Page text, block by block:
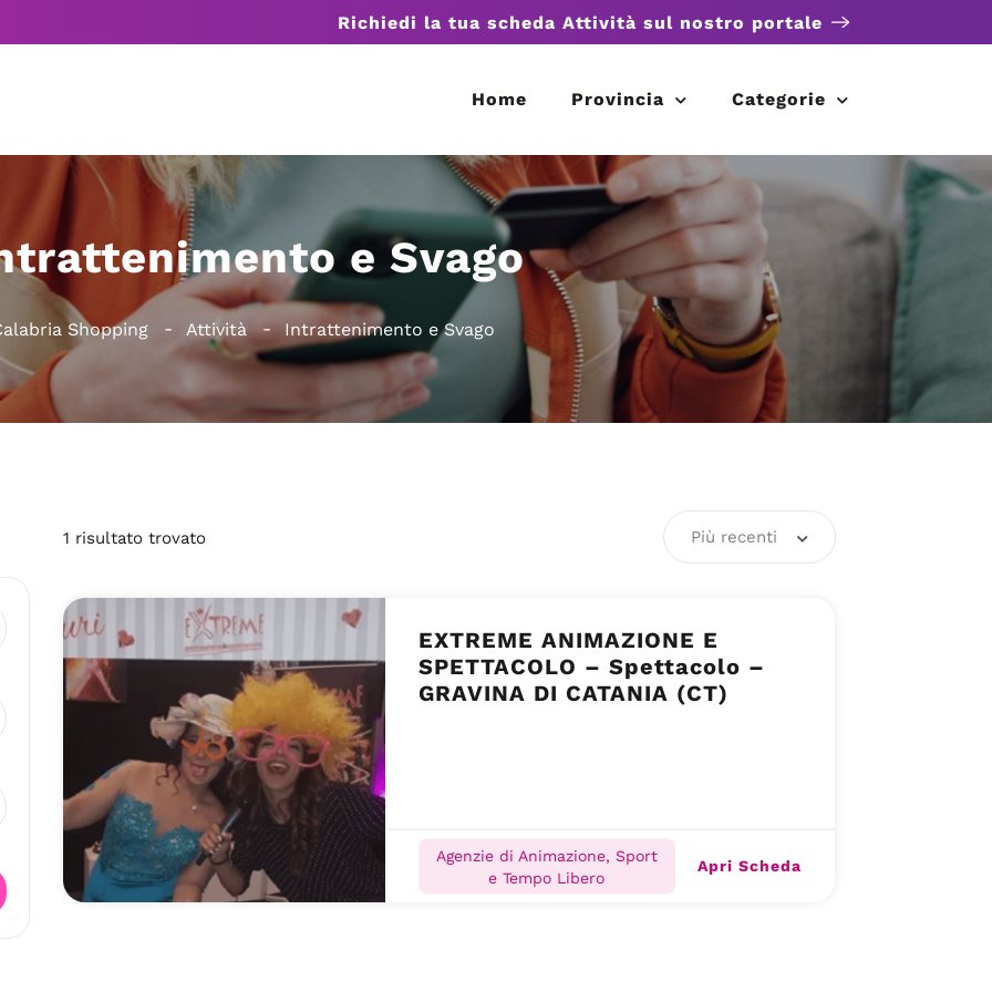
Richiedi la tua scheda Attività sul nostro portale
Home Provincia Categorie
e Svago
Shopping Attività Intrattenimento e Svago
1 risultato trovato Più recenti
EXTREME ANIMAZIONE E
SPETTACOLO – Spettacolo –
GRAVINA DI CATANIA (CT)
Agenzie di Animazione, Sport
e Tempo Libero
Apri Scheda